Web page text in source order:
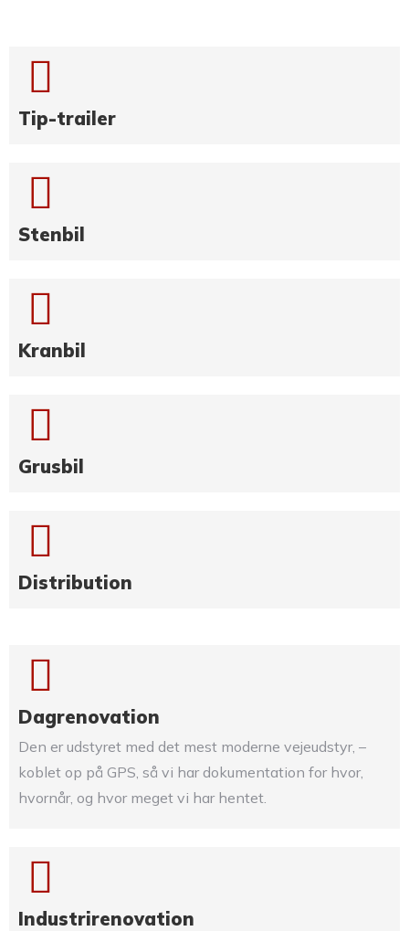
Tip-trailer
Stenbil
Kranbil
Grusbil
Distribution
Dagrenovation
Den er udstyret med det mest moderne vejeudstyr, –
koblet op på GPS, så vi har dokumentation for hvor,
hvornår, og hvor meget vi har hentet.
Industrirenovation